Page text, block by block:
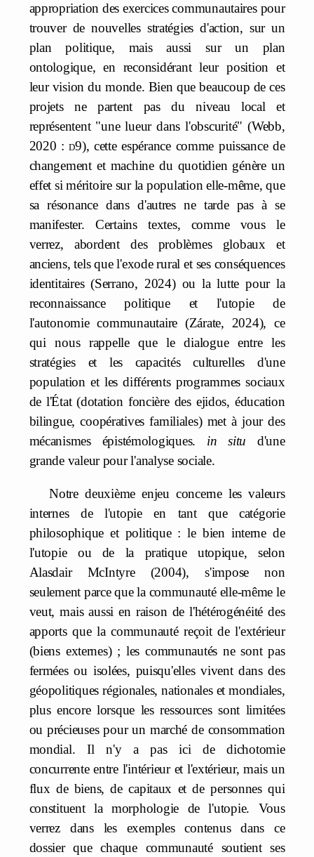
appropriation des exercices communautaires pour
trouver de nouvelles stratégies d'action, sur un
plan politique, mais aussi sur un plan
ontologique, en reconsidérant leur position et
leur vision du monde. Bien que beaucoup de ces
projets ne partent pas du niveau local et
représentent "une lueur dans l'obscurité" (Webb,
2020 :d9), cette espérance comme puissance de
changement et machine du quotidien génère un
effet si méritoire sur la population elle-même, que
sa résonance dans d'autres ne tarde pas à se
manifester. Certains textes, comme vous le
verrez, abordent des problèmes globaux et
anciens, tels que l'exode rural et ses conséquences
identitaires (Serrano, 2024) ou la lutte pour la
reconnaissance politique et l'utopie de
l'autonomie communautaire (Zárate, 2024), ce
qui nous rappelle que le dialogue entre les
stratégies et les capacités culturelles d'une
population et les différents programmes sociaux
de l'État (dotation foncière des ejidos, éducation
bilingue, coopératives familiales) met à jour des
mécanismes épistémologiques. in situ d'une
grande valeur pour l'analyse sociale.
Notre deuxième enjeu concerne les valeurs
internes de l'utopie en tant que catégorie
philosophique et politique : le bien interne de
l'utopie ou de la pratique utopique, selon
Alasdair McIntyre (2004), s'impose non
seulement parce que la communauté elle-même le
veut, mais aussi en raison de l'hétérogénéité des
apports que la communauté reçoit de l'extérieur
(biens externes) ; les communautés ne sont pas
fermées ou isolées, puisqu'elles vivent dans des
géopolitiques régionales, nationales et mondiales,
plus encore lorsque les ressources sont limitées
ou précieuses pour un marché de consommation
mondial. Il n'y a pas ici de dichotomie
concurrente entre l'intérieur et l'extérieur, mais un
flux de biens, de capitaux et de personnes qui
constituent la morphologie de l'utopie. Vous
verrez dans les exemples contenus dans ce
dossier que chaque communauté soutient ses